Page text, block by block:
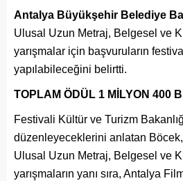
Antalya Büyükşehir Belediye
Ulusal Uzun Metraj, Belgesel ve
yarışmalar için başvuruların
yapılabileceğini belirtti.
TOPLAM ÖDÜL 1 MİLYON 400
Festivali Kültür ve Turizm
düzenleyeceklerini anlatan
Ulusal Uzun Metraj, Belgesel ve
yarışmaların yanı sıra, Antalya